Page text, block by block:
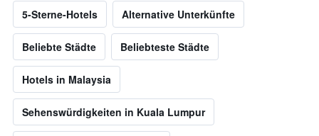
5-Sterne-Hotels Alternative Unterkünfte
Beliebte Städte Beliebteste Städte
Hotels in Malaysia
Sehenswürdigkeiten in Kuala Lumpur